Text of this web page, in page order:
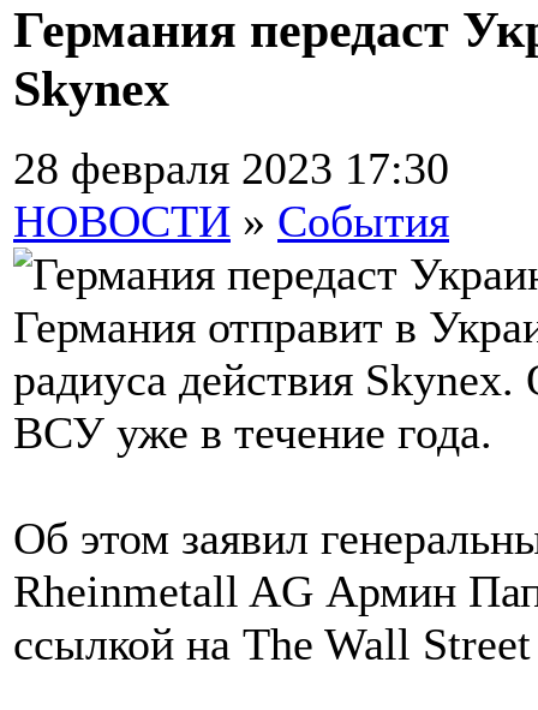
Германия передаст
Skynex
28 февраля 2023 17:30
НОВОСТИ » События
Германия отправит в
радиуса действия
ВСУ уже в течение года.
Об этом заявил
Rheinmetall AG Армин
ссылкой на The Wall